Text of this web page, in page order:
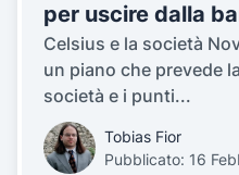
per uscire dalla
Celsius e la società
un piano che prevede
società e i punti...
Tobias Fior
Pubblicato: 16